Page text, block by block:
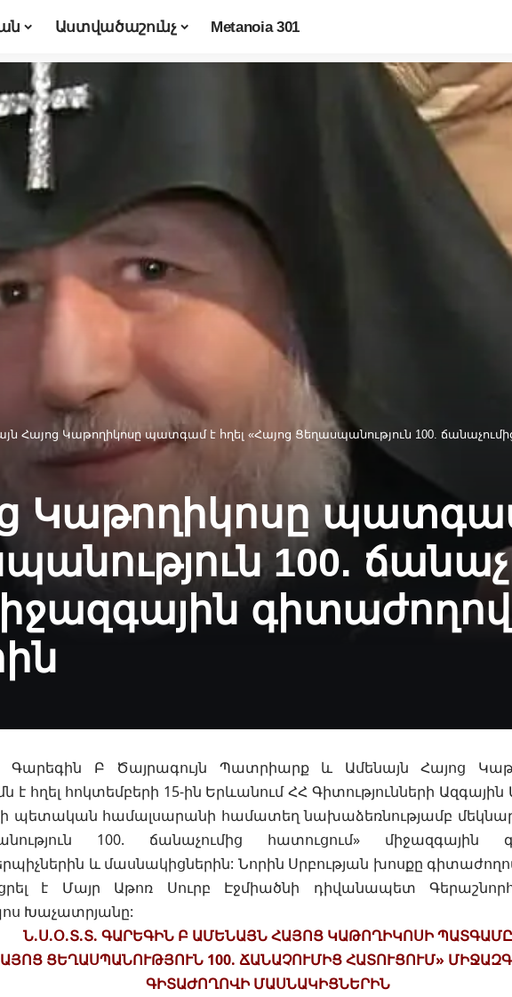
Աստվածաշունչ Metanoia 301
Հայոց Կաթողիկոսը պատգամ է հղել «Հայոց Ցեղասպանություն 100. ճանաչումից-
Կաթողիկոսը պատգամ
100.
Գարեգին Բ Ծայրագույն Պատրիարք և Ամենայն Հայոց
հղել հոկտեմբերի 15-ին Երևանում ՀՀ Գիտությունների Ազգային
պետական համալսարանի համատեղ նախաձեռնությամբ
100. ճանաչումից հատուցում» միջազգային
և մասնակիցներին: Նորին Սրբության խոսքը
է Մայր Աթոռ Սուրբ Էջմիածնի դիվանապետ
Խաչատրյանը:
Ն.Ս.Օ.Տ.Տ. ԳԱՐԵԳԻՆ Բ ԱՄԵՆԱՅՆ ՀԱՅՈՑ ԿԱԹՈՂԻԿՈՍԻ ՊԱՏԳԱՄԸ
ՑԵՂԱՍՊԱՆՈՒԹՅՈՒՆ 100. ՃԱՆԱՉՈՒՄԻՑ ՀԱՏՈՒՑՈՒՄ»
ԳԻՏԱԺՈՂՈՎԻ ՄԱՍՆԱԿԻՑՆԵՐԻՆ